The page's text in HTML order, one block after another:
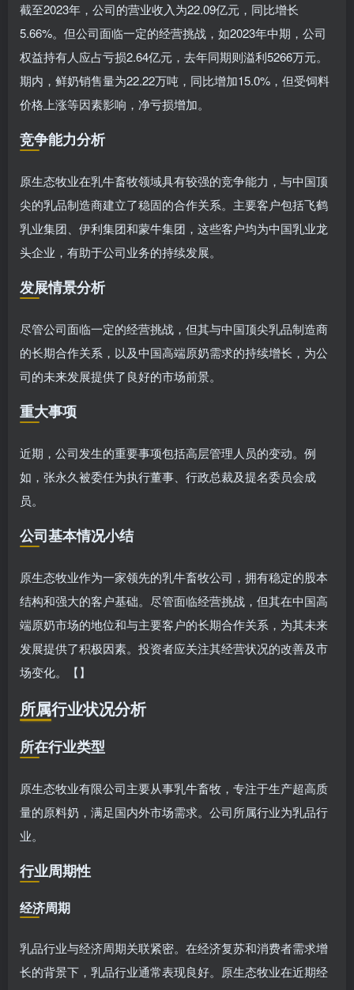
截至2023年，公司的营业收入为22.09亿元，同比增长
5.66%。但公司面临一定的经营挑战，如2023年中期，公司
权益持有人应占亏损2.64亿元，去年同期则溢利5266万元。
期内，鲜奶销售量为22.22万吨，同比增加15.0%，但受饲料
价格上涨等因素影响，净亏损增加。
竞争能力分析
原生态牧业在乳牛畜牧领域具有较强的竞争能力，与中国顶
尖的乳品制造商建立了稳固的合作关系。主要客户包括飞鹤
乳业集团、伊利集团和蒙牛集团，这些客户均为中国乳业龙
头企业，有助于公司业务的持续发展。
发展情景分析
尽管公司面临一定的经营挑战，但其与中国顶尖乳品制造商
的长期合作关系，以及中国高端原奶需求的持续增长，为公
司的未来发展提供了良好的市场前景。
重大事项
近期，公司发生的重要事项包括高层管理人员的变动。例
如，张永久被委任为执行董事、行政总裁及提名委员会成
员。
公司基本情况小结
原生态牧业作为一家领先的乳牛畜牧公司，拥有稳定的股本
结构和强大的客户基础。尽管面临经营挑战，但其在中国高
端原奶市场的地位和与主要客户的长期合作关系，为其未来
发展提供了积极因素。投资者应关注其经营状况的改善及市
场变化。【】
所属行业状况分析
所在行业类型
原生态牧业有限公司主要从事乳牛畜牧，专注于生产超高质
量的原料奶，满足国内外市场需求。公司所属行业为乳品行
业。
行业周期性
经济周期
乳品行业与经济周期关联紧密。在经济复苏和消费者需求增
长的背景下，乳品行业通常表现良好。原生态牧业在近期经